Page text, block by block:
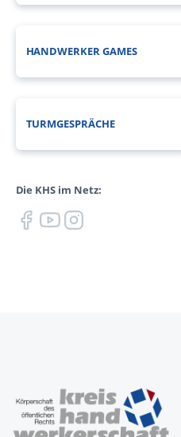
HANDWERKER GAMES
TURMGESPRÄCHE
Die KHS im Netz: